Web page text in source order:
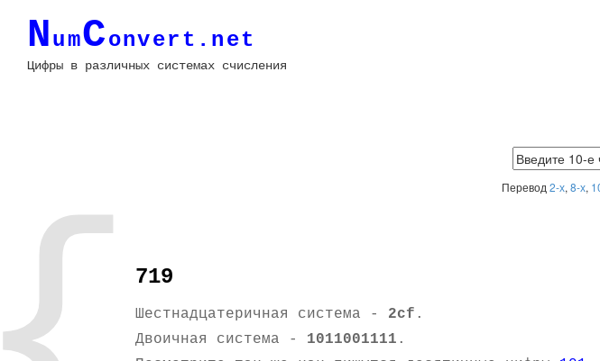
NumConvert.net
Цифры в различных системах счисления
Перевод 2-х, 8-х,
719
Шестнадцатеричная система - 2cf .
Двоичная система - 1011001111 .